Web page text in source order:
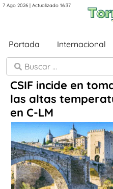
7 Ago 2026 | Actualizado 16:37
Portada Internacional
CSIF incide en
las altas
en C-LM